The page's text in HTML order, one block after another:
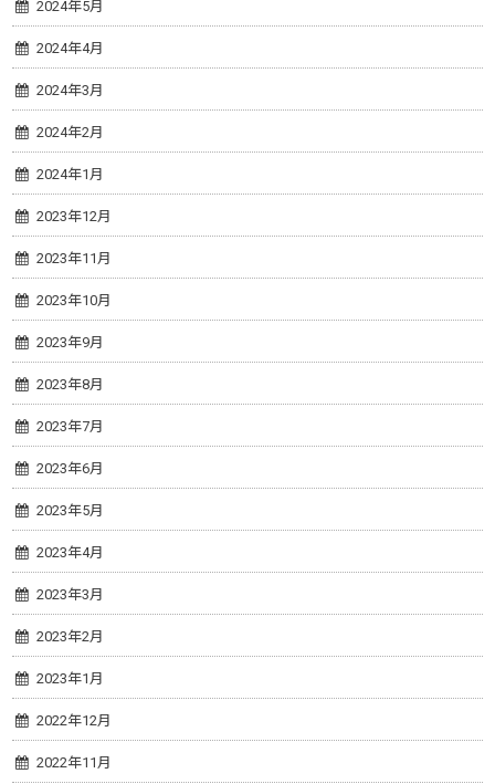
2024年5月
2024年4月
2024年3月
2024年2月
2024年1月
2023年12月
2023年11月
2023年10月
2023年9月
2023年8月
2023年7月
2023年6月
2023年5月
2023年4月
2023年3月
2023年2月
2023年1月
2022年12月
2022年11月